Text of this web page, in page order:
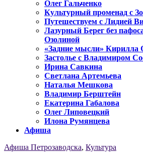
Олег Гальченко
Культурный променад с
Путешествуем с Лидией
Лазурный Берег без
Озолиной
«Задние мысли»
Застолье с Владимиром
Ирина Савкина
Светлана Артемьева
Наталья Мешкова
Владимир Берштейн
Екатерина Габалова
Олег Липовецкий
Илона Румянцева
Афиша
Афиша Петрозаводска, Культура